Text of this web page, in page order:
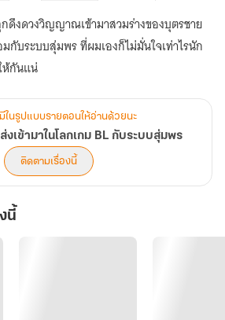
ส่ง
เข้า
มา
เกม
BL
กับ
ระบบ
สุ่ม
พร
ดึงดวงวิญญาณเข้ามาสวมร่างของบุตรชาย
กับระบบสุ่มพร ที่ผมเองก็ไม่มั่นใจเท่าไรนัก
ห้กันแน่
ในรูปแบบรายตอนให้อ่านด้วยนะ
เข้ามาในโลกเกม BL กับระบบสุ่มพร
ติดตามเรื่องนี้
นี้